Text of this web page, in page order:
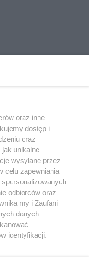
być powielany i
w jakikolwiek sposób (w
jakimkolwiek polu
z umieszczaniem w
Jakiekolwiek użycie lub
z naruszeniem prawa,
groźbą kary i może być
oraz inne
dostęp i
oraz
jak unikalne
wysyłane przez
celu zapewniania
odbiorców oraz
my i Zaufani
danych
identyfikacji.